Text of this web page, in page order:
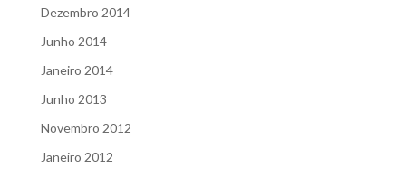
Dezembro 2014
Junho 2014
Janeiro 2014
Junho 2013
Novembro 2012
Janeiro 2012